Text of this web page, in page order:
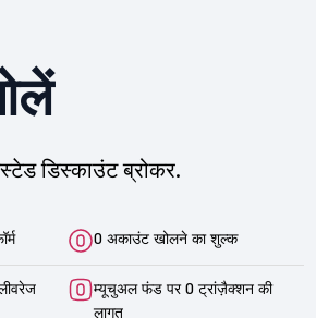
डिस्काउंट ब्रोकर.
0 अकाउंट खोलने का शुल्क
म्यूचुअल फंड पर 0 ट्रांज़ैक्शन की
लागत